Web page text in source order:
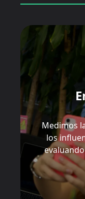
Medimos
los